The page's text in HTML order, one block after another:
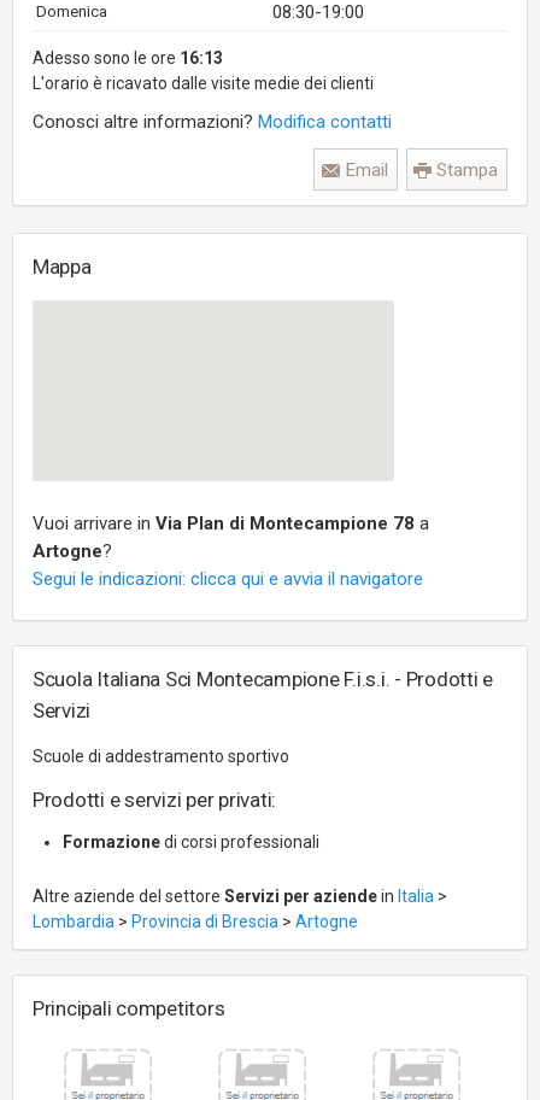
Domenica 08:30-19:00
Adesso sono le ore 16:13
L'orario è ricavato dalle visite medie dei clienti
Conosci altre informazioni? Modifica contatti
Stampa
Email
Mappa
Vuoi arrivare in Via Plan di Montecampione 78 a
Artogne?
Segui le indicazioni: clicca qui e avvia il navigatore
Scuola Italiana Sci Montecampione F.i.s.i. - Prodotti e
Servizi
Scuole di addestramento sportivo
Prodotti e servizi per privati:
Formazionedi corsi professionali
Altre aziende del settore Servizi per aziendein Italia >
Lombardia > Provincia di Brescia > Artogne
Principali competitors